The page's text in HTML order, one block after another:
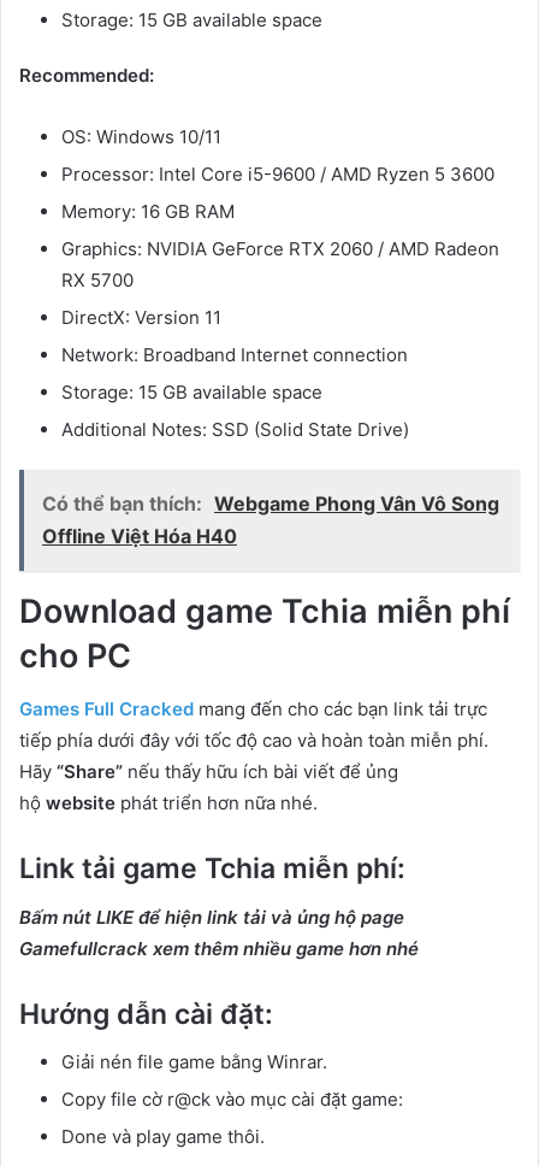
Storage: 15 GB available space
Recommended:
OS: Windows 10/11
Processor: Intel Core i5-9600 / AMD Ryzen 5 3600
Memory: 16 GB RAM
Graphics: NVIDIA GeForce RTX 2060 / AMD Radeon
RX 5700
DirectX: Version 11
Network: Broadband Internet connection
Storage: 15 GB available space
Additional Notes: SSD (Solid State Drive)
Có thể bạn thích: Webgame Phong Vân Vô Song
Offline Việt Hóa H40
Download game Tchia miễn phí
cho PC
Games Full Cracked mang đến cho các bạn link tải trực
tiếp phía dưới đây với tốc độ cao và hoàn toàn miễn phí.
Hãy “Share” nếu thấy hữu ích bài viết để ủng
hộ website phát triển hơn nữa nhé.
Link tải game Tchia miễn phí:
Bấm nút LIKE để hiện link tải và ủng hộ page
Gamefullcrack xem thêm nhiều game hơn nhé
Hướng dẫn cài đặt:
Giải nén file game bằng Winrar.
Copy file cờ r@ck vào mục cài đặt game:
Done và play game thôi.